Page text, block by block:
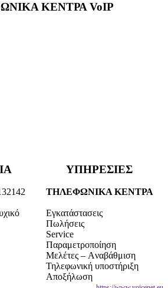
ΚΕΝΤΡΑ VoIP
ΥΠΗΡΕΣΙΕΣ
ΤΗΛΕΦΩΝΙΚΑ ΚΕΝΤΡΑ
Εγκατάστασεις
Πωλήσεις
Service
Παραμετροποίηση
Μελέτες – Aναβάθμιση
Τηλεφωνική υποστήριξη
Αποξήλωση